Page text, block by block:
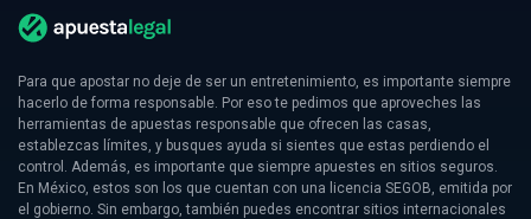
Para que apostar no deje de ser un entretenimiento, es importante siempre
hacerlo de forma responsable. Por eso te pedimos que aproveches las
herramientas de apuestas responsable que ofrecen las casas,
establezcas límites, y busques ayuda si sientes que estas perdiendo el
control. Además, es importante que siempre apuestes en sitios seguros.
En México, estos son los que cuentan con una licencia SEGOB, emitida por
el gobierno. Sin embargo, también puedes encontrar sitios internacionales